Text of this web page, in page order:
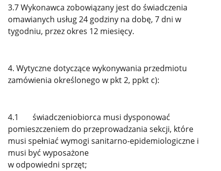
3.7 Wykonawca zobowiązany jest do świadczenia
omawianych usług 24 godziny na dobę, 7 dni w
tygodniu, przez okres 12 miesięcy.
4. Wytyczne dotyczące wykonywania przedmiotu
zamówienia określonego w pkt 2, ppkt c):
4.1 świadczeniobiorca musi dysponować
pomieszczeniem do przeprowadzania sekcji, które
musi spełniać wymogi sanitarno-epidemiologiczne i
musi być wyposażone
w odpowiedni sprzęt;